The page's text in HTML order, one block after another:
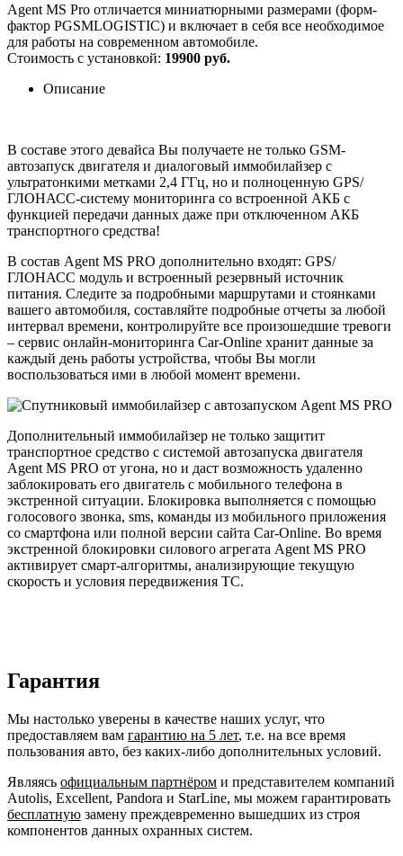
Agent MS Pro отличается миниатюрными размерами (форм-
фактор PGSMLOGISTIC) и включает в себя все необходимое
для работы на современном автомобиле.
Стоимость с установкой: 19900 руб.
Описание
В составе этого девайса Вы получаете не только GSM-
автозапуск двигателя и диалоговый иммобилайзер с
ультратонкими метками 2,4 ГГц, но и полноценную GPS/
ГЛОНАСС-систему мониторинга со встроенной АКБ с
функцией передачи данных даже при отключенном АКБ
транспортного средства!
В состав Agent MS PRO дополнительно входят: GPS/
ГЛОНАСС модуль и встроенный резервный источник
питания. Следите за подробными маршрутами и стоянками
вашего автомобиля, составляйте подробные отчеты за любой
интервал времени, контролируйте все произошедшие тревоги
– сервис онлайн-мониторинга Car-Online хранит данные за
каждый день работы устройства, чтобы Вы могли
воспользоваться ими в любой момент времени.
Дополнительный иммобилайзер не только защитит
транспортное средство с системой автозапуска двигателя
Agent MS PRO от угона, но и даст возможность удаленно
заблокировать его двигатель с мобильного телефона в
экстренной ситуации. Блокировка выполняется с помощью
голосового звонка, sms, команды из мобильного приложения
со смартфона или полной версии сайта Car-Online. Во время
экстренной блокировки силового агрегата Agent MS PRO
активирует смарт-алгоритмы, анализирующие текущую
скорость и условия передвижения ТС.
Гарантия
Мы настолько уверены в качестве наших услуг, что
предоставляем вам гарантию на 5 лет, т.е. на все время
пользования авто, без каких-либо дополнительных условий.
Являясь официальным партнёром и представителем компаний
Autolis, Excellent, Pandora и StarLine, мы можем гарантировать
бесплатную замену преждевременно вышедших из строя
компонентов данных охранных систем.